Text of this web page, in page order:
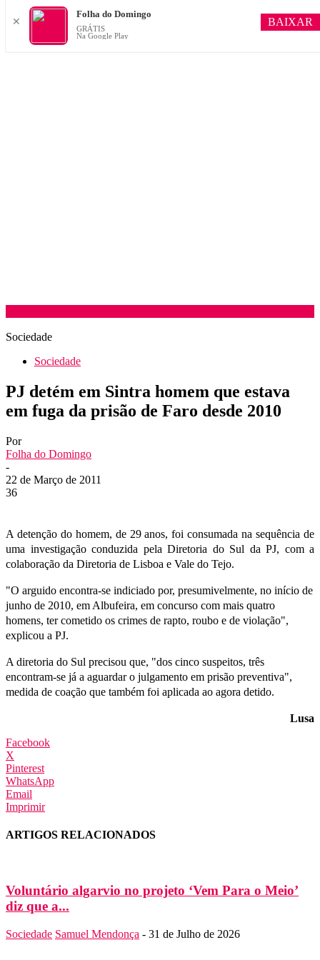
Sociedade
Sociedade
PJ detém em Sintra homem que estava
em fuga da prisão de Faro desde 2010
Por
Folha do Domingo
-
22 de Março de 2011
36
A detenção do homem, de 29 anos, foi consumada na sequência de
uma investigação conduzida pela Diretoria do Sul da PJ, com a
colaboração da Diretoria de Lisboa e Vale do Tejo.
"O arguido encontra-se indiciado por, presumivelmente, no início de
junho de 2010, em Albufeira, em concurso com mais quatro
homens, ter cometido os crimes de rapto, roubo e de violação",
explicou a PJ.
A diretoria do Sul precisou que, "dos cinco suspeitos, três
encontram-se já a aguardar o julgamento em prisão preventiva",
medida de coação que também foi aplicada ao agora detido.
Lusa
Facebook
X
Pinterest
WhatsApp
Email
Imprimir
ARTIGOS RELACIONADOS
Voluntário algarvio no projeto ‘Vem Para o Meio’
diz que a...
Sociedade Samuel Mendonça - 31 de Julho de 2026
✕
Folha do Domingo
GRÁTIS
Na Google Play
BAIXAR